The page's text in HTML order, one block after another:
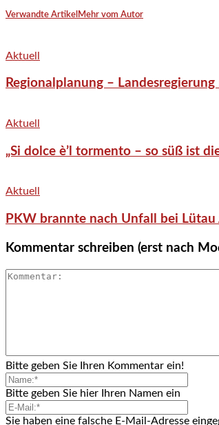
Verwandte Artikel Mehr vom Autor
Aktuell
Regionalplanung –
Aktuell
„Si dolce è’l tormento – so süß ist
Aktuell
PKW brannte nach Unfall bei
Kommentar schreiben (erst nach
Bitte geben Sie Ihren Kommentar ein!
Bitte geben Sie hier Ihren Namen ein
Sie haben eine falsche E-Mail-Adresse